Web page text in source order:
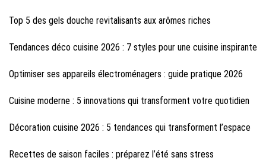
Top 5 des gels douche revitalisants aux arômes riches
Tendances déco cuisine 2026 : 7 styles pour une cuisine inspirante
Optimiser ses appareils électroménagers : guide pratique 2026
Cuisine moderne : 5 innovations qui transforment votre quotidien
Décoration cuisine 2026 : 5 tendances qui transforment l’espace
Recettes de saison faciles : préparez l’été sans stress